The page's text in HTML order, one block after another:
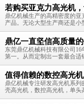
若购买亚克力高光机，
鼎亿机械生产的高精密度的
产品。无论大型生产商还是小
鼎亿一直坚信高质量
东莞鼎亿机械科技有限公司
第一。从而定制出一套最合适
值得信赖的数控高光
鼎亿机械专注研发高光机系
壳高光机，数控高光机，单头